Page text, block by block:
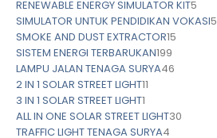
RENEWABLE ENERGY SIMULATOR KIT5
SIMULATOR UNTUK PENDIDIKAN VOKASI5
SMOKE AND DUST EXTRACTOR15
SISTEM ENERGI TERBARUKAN199
LAMPU JALAN TENAGA SURYA46
2 IN 1 SOLAR STREET LIGHT11
3 IN 1 SOLAR STREET LIGHT1
ALL IN ONE SOLAR STREET LIGHT30
TRAFFIC LIGHT TENAGA SURYA4